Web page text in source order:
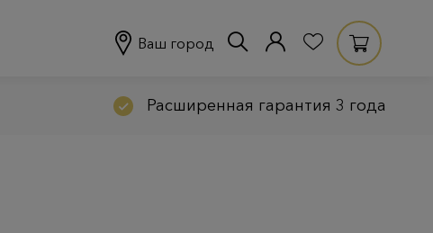
Ваш город
Расширенная гарантия 3 года